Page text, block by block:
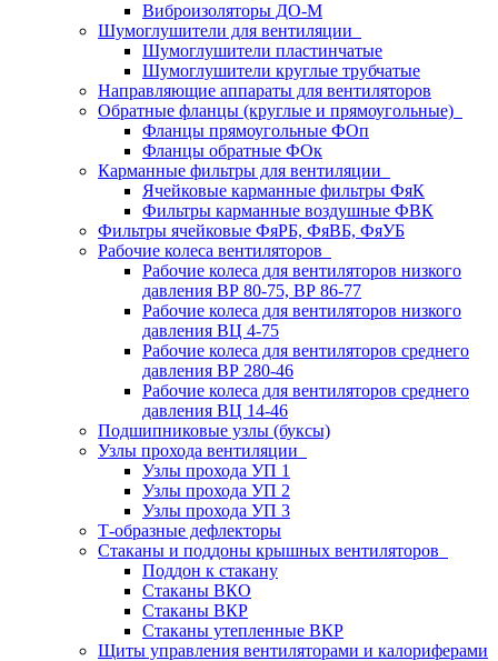
Виброизоляторы ДО-М
Шумоглушители для вентиляции
Шумоглушители пластинчатые
Шумоглушители круглые трубчатые
Направляющие аппараты для вентиляторов
Обратные фланцы (круглые и прямоугольные)
Фланцы прямоугольные ФОп
Фланцы обратные ФОк
Карманные фильтры для вентиляции
Ячейковые карманные фильтры ФяК
Фильтры карманные воздушные ФВК
Фильтры ячейковые ФяРБ, ФяВБ, ФяУБ
Рабочие колеса вентиляторов
Рабочие колеса для вентиляторов низкого
давления ВР 80-75, ВР 86-77
Рабочие колеса для вентиляторов низкого
давления ВЦ 4-75
Рабочие колеса для вентиляторов среднего
давления ВР 280-46
Рабочие колеса для вентиляторов среднего
давления ВЦ 14-46
Подшипниковые узлы (буксы)
Узлы прохода вентиляции
Узлы прохода УП 1
Узлы прохода УП 2
Узлы прохода УП 3
Т-образные дефлекторы
Стаканы и поддоны крышных вентиляторов
Поддон к стакану
Стаканы ВКО
Стаканы ВКР
Стаканы утепленные ВКР
Щиты управления вентиляторами и калориферами